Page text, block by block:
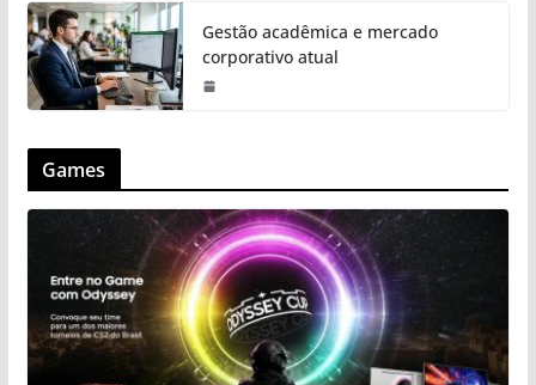
Gestão acadêmica e mercado
corporativo atual
Games